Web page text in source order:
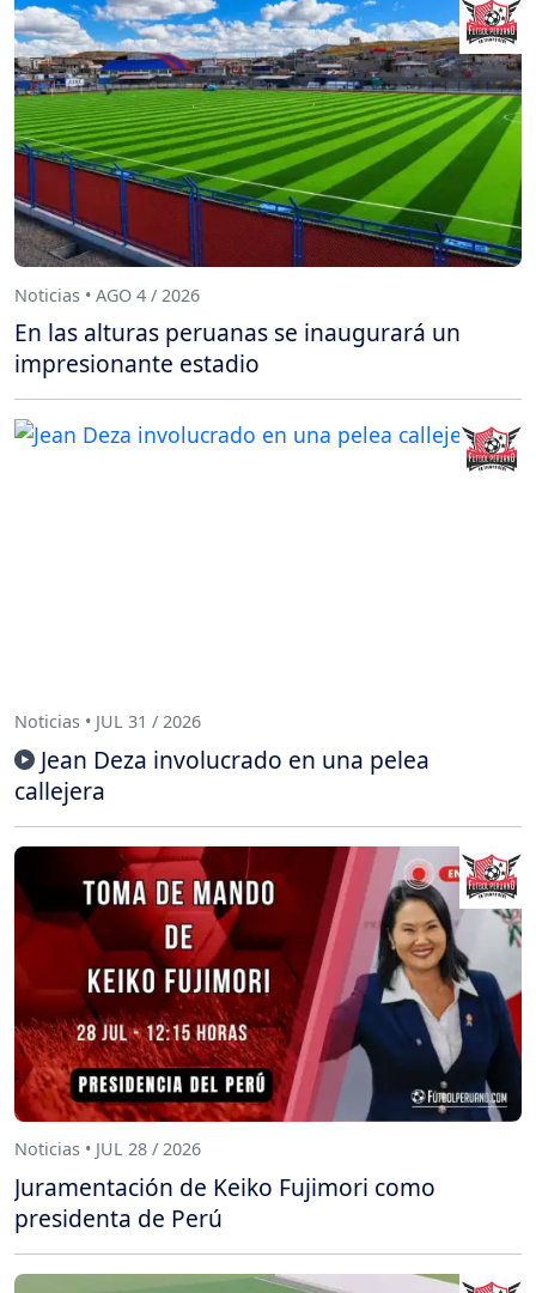
Noticias • AGO 4 / 2026
En las alturas peruanas se inaugurará un
impresionante estadio
Noticias • JUL 31 / 2026
Jean Deza involucrado en una pelea
callejera
Noticias • JUL 28 / 2026
Juramentación de Keiko Fujimori como
presidenta de Perú